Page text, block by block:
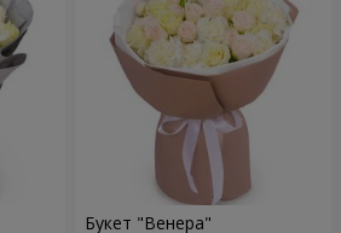
Букет "Венера"